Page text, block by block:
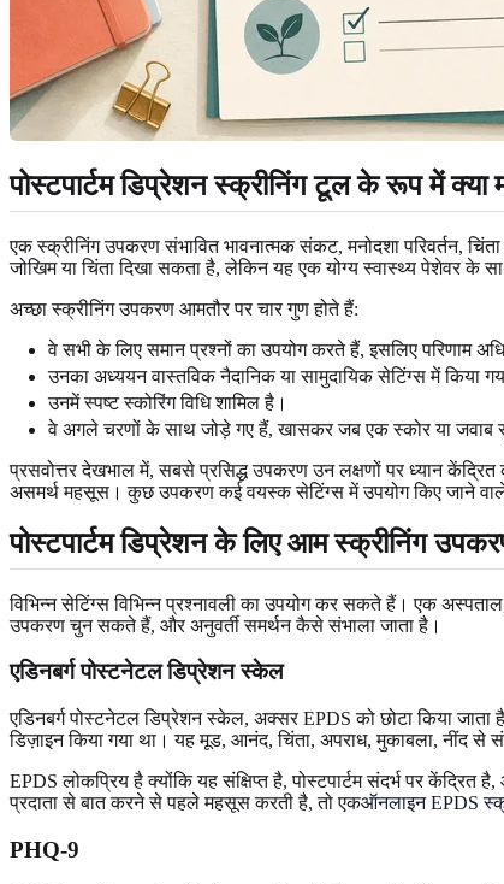
पोस्टपार्टम डिप्रेशन स्क्रीनिंग टूल के रूप में क्या
एक स्क्रीनिंग उपकरण संभावित भावनात्मक संकट, मनोदशा परिवर्तन,
जोखिम या चिंता दिखा सकता है, लेकिन यह एक योग्य स्वास्थ्य पेशेवर के
अच्छा स्क्रीनिंग उपकरण आमतौर पर चार गुण होते हैं:
वे सभी के लिए समान प्रश्नों का उपयोग करते हैं, इसलिए परिणाम
उनका अध्ययन वास्तविक नैदानिक या सामुदायिक सेटिंग्स में किया
उनमें स्पष्ट स्कोरिंग विधि शामिल है।
वे अगले चरणों के साथ जोड़े गए हैं, खासकर जब एक स्कोर या जवाब
प्रसवोत्तर देखभाल में, सबसे प्रसिद्ध उपकरण उन लक्षणों पर ध्यान
असमर्थ महसूस। कुछ उपकरण कई वयस्क सेटिंग्स में उपयोग किए जाने वाले
पोस्टपार्टम डिप्रेशन के लिए आम स्क्रीनिंग
विभिन्न सेटिंग्स विभिन्न प्रश्नावली का उपयोग कर सकते हैं। एक
उपकरण चुन सकते हैं, और अनुवर्ती समर्थन कैसे संभाला जाता है।
एडिनबर्ग पोस्टनेटल डिप्रेशन स्केल
एडिनबर्ग पोस्टनेटल डिप्रेशन स्केल, अक्सर EPDS को छोटा किया
डिज़ाइन किया गया था। यह मूड, आनंद, चिंता, अपराध, मुकाबला, नींद से
EPDS लोकप्रिय है क्योंकि यह संक्षिप्त है, पोस्टपार्टम संदर्भ पर
प्रदाता से बात करने से पहले महसूस करती है, तो एकऑनलाइन EPDS
PHQ-9